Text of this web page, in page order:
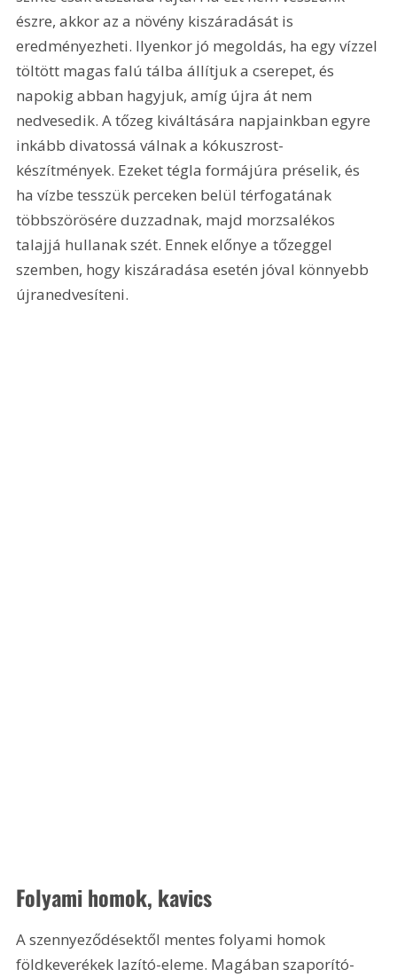
észre, akkor az a növény kiszáradását is
eredményezheti. Ilyenkor jó megoldás, ha egy vízzel
töltött magas falú tálba állítjuk a cserepet, és
napokig abban hagyjuk, amíg újra át nem
nedvesedik. A tőzeg kiváltására napjainkban egyre
inkább divatossá válnak a kókuszrost-
készítmények. Ezeket tégla formájúra préselik, és
ha vízbe tesszük perceken belül térfogatának
többszörösére duzzadnak, majd morzsalékos
talajjá hullanak szét. Ennek előnye a tőzeggel
szemben, hogy kiszáradása esetén jóval könnyebb
újranedvesíteni.
Folyami homok, kavics
A szennyeződésektől mentes folyami homok
földkeverékek lazító-eleme. Magában szaporító-